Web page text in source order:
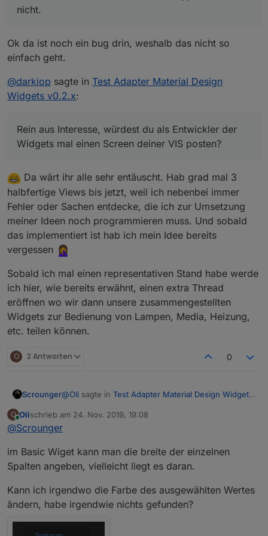
nicht.
Ok da ist noch ein bug drin, weshalb das nicht so
einfach geht.
@darkiop sagte in Test Adapter Material Design
Widgets v0.2.x:
Rein aus Interesse, würdest du als Entwickler der
Widgets mal einen Screen deiner VIS posten?
Da wärt ihr alle sehr entäuscht. Hab grad mal 3
halbfertige Views bis jetzt, weil ich nebenbei immer
Fehler oder Sachen entdecke, die ich zur Umsetzung
meiner Ideen noch programmieren muss. Und sobald
das implementiert ist hab ich mein Idee bereits
vergessen
Sobald ich mal einen representativen Stand habe werde
ich hier, wie bereits erwähnt, einen extra Thread
eröffnen wo wir dann unsere zusammengestellten
Widgets zur Bedienung von Lampen, Media, Heizung,
etc. teilen können.
O 2 Antworten 0
Scrounger@Oli sagte in Test Adapter Material Design Widgets
noch nicht.
Ok da ist noch ein bug drin, weshalb das nicht so
einfach geht.
@darkiopsagte in Test Adapter Material Design
Rein aus Interesse, würdest du als Entwickler
Da wärt ihr alle sehr entäuscht. Hab grad mal 3
O
Online
Olischrieb am 24. Nov. 2019, 19:08
zuletzt editiert von
@Scrounger
im Basic Wiget kann man die breite der einzelnen
Spalten angeben, vielleicht liegt es daran.
Kann ich irgendwo die Farbe des ausgewählten Wertes
ändern, habe irgendwie nichts gefunden?